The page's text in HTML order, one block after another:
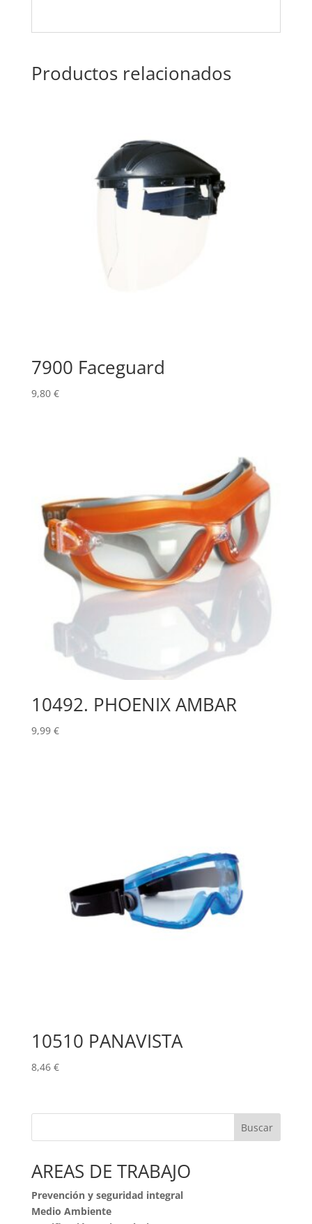
Productos relacionados
7900 Faceguard
9,80 €
10492. PHOENIX AMBAR
9,99 €
10510 PANAVISTA
8,46 €
Buscar
AREAS DE TRABAJO
Prevención y seguridad integral
Medio Ambiente